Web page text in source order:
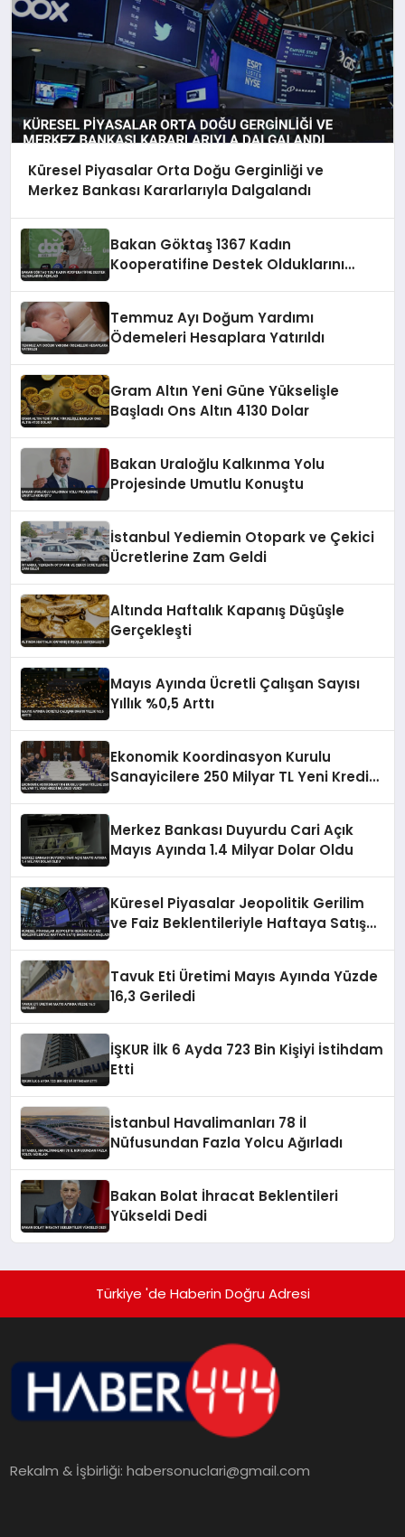
Küresel Piyasalar Orta Doğu Gerginliği ve
Merkez Bankası Kararlarıyla Dalgalandı
Bakan Göktaş 1367 Kadın
Kooperatifine Destek Olduklarını
Temmuz Ayı Doğum Yardımı
Ödemeleri Hesaplara Yatırıldı
Gram Altın Yeni Güne Yükselişle
Başladı Ons Altın 4130 Dolar
Bakan Uraloğlu Kalkınma Yolu
Projesinde Umutlu Konuştu
İstanbul Yediemin Otopark ve Çekici
Ücretlerine Zam Geldi
Altında Haftalık Kapanış Düşüşle
Gerçekleşti
Mayıs Ayında Ücretli Çalışan Sayısı
Yıllık %0,5 Arttı
Ekonomik Koordinasyon Kurulu
Sanayicilere 250 Milyar TL Yeni Kredi
Merkez Bankası Duyurdu Cari Açık
Mayıs Ayında 1.4 Milyar Dolar Oldu
Küresel Piyasalar Jeopolitik Gerilim
ve Faiz Beklentileriyle Haftaya Satış
Tavuk Eti Üretimi Mayıs Ayında Yüzde
16,3 Geriledi
İŞKUR İlk 6 Ayda 723 Bin Kişiyi İstihdam
Etti
İstanbul Havalimanları 78 İl
Nüfusundan Fazla Yolcu Ağırladı
Bakan Bolat İhracat Beklentileri
Yükseldi Dedi
Türkiye 'de Haberin Doğru Adresi
Rekalm & İşbirliği:habersonuclari@gmail.com